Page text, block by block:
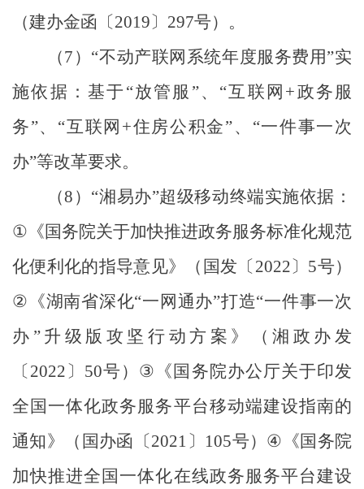
（建办金函 〔2019〕 297号）。
（7 ） “不动产联网系统年度服务费用”实
施依据：基于 “放管服 ”、 “互联网 +政务服
务”、 “互联网 +住房公积金”、 “一件事一次
办”等改革要求。
（8 ） “湘易办”超级移动终端实施依据：
① 《国务院关于加快推进政务服务标准化规范
化便利化的指导意见》（国发〔 2022〕 5号）
② 《湖南省深化“一网通办”打造“一件事一次
办 ”升级版攻坚行动方案》（湘政办发
〔 2022 〕 50号） ③ 《国务院办公厅关于印发
全国一体化政务服务平台移动端建设指南的
通知》（国办函〔2021 〕 105号） ④ 《国务院
加快推进全国一体化在线政务服务平台建设